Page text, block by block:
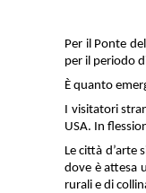
Per il Ponte
per il periodo
È quanto
I visitatori
USA. In
Le città
dove è attesa
rurali e di